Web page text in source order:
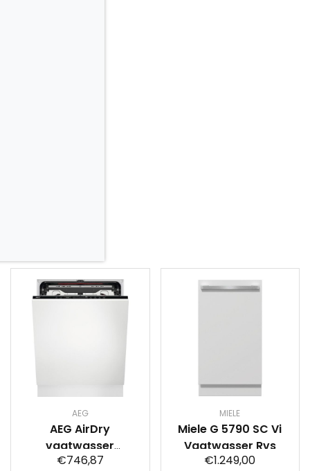
AEG
AEG AirDry
vaatwasser
(inbouw) FSE73707P
€746,87
MIELE
Miele G 5790 SC Vi
Vaatwasser Rvs
€1.249,00